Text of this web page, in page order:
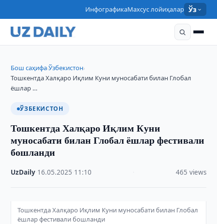
ИнфографикаМахсус лойиҳалар Ўз
Бош саҳифа›Ўзбекистон›
Тошкентда Халқаро Иқлим Куни муносабати билан Глобал
ёшлар …
ЎЗБЕКИСТОН
Тошкентда Халқаро Иқлим Куни
муносабати билан Глобал ёшлар фестивали
бошланди
UzDaily 16.05.2025 11:10 465 views
Тошкентда Халқаро Иқлим Куни муносабати билан Глобал
ёшлар фестивали бошланди